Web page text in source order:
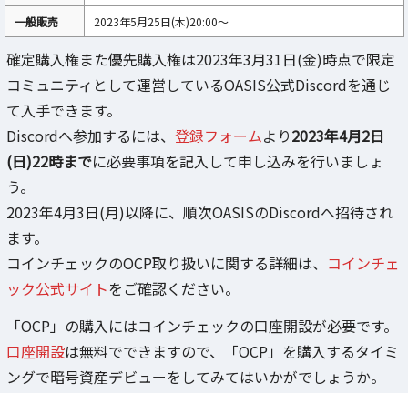
一般販売
2023年5月25日(木)20:00〜
確定購入権また優先購入権は2023年3月31日(金)時点で限定
コミュニティとして運営しているOASIS公式Discordを通じ
て入手できます。
Discordへ参加するには、 登録フォームより2023年4月2日
(日)22時までに必要事項を記入して申し込みを行いましょ
う。
2023年4月3日(月)以降に、順次OASISのDiscordへ招待され
ます。
コインチェックのOCP取り扱いに関する詳細は、 コインチェ
ック公式サイトをご確認ください。
「OCP」の購入にはコインチェックの口座開設が必要です。
口座開設は無料でできますので、「OCP」を購入するタイミ
ングで暗号資産デビューをしてみてはいかがでしょうか。